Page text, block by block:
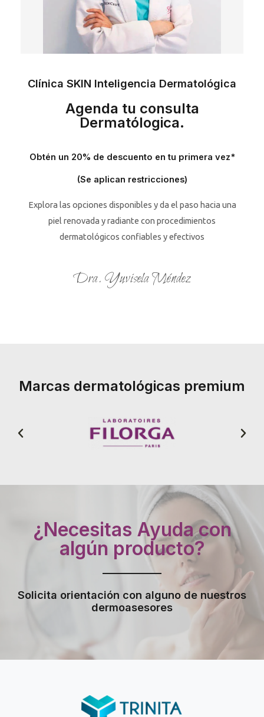
Clínica SKIN Inteligencia Dermatológica
Agenda tu consulta
Dermatólogica.
Obtén un 20% de descuento en tu primera vez*
(Se aplican restricciones)
Explora las opciones disponibles y da el paso hacia una
piel renovada y radiante con procedimientos
dermatológicos confiables y efectivos
Dra. Yuvisela Méndez
Marcas dermatológicas premium
¿Necesitas Ayuda con
algún producto?
Solicita orientación con alguno de nuestros
dermoasesores